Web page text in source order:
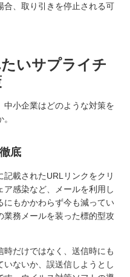
合、取り引きを停止される可
いサプライチ
小企業はどのような対策を
底
載されたURLリンクをクリ
ア感染など、メールを利用し
にもかかわらず今も減ってい
業務メールを装った標的型攻
時だけではなく、送信時にも
ないか、誤送信しようとし